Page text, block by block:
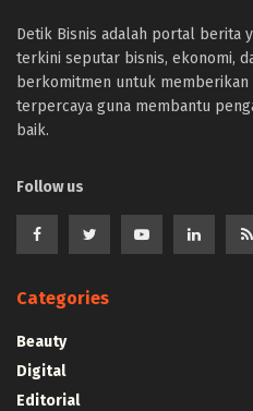
Detik Bisnis adalah portal berita
terkini seputar bisnis, ekonomi,
berkomitmen untuk
terpercaya guna membantu
baik.
Follow us
Categories
Beauty
Digital
Editorial